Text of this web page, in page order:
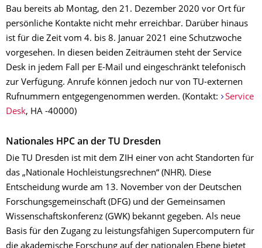
Bau bereits ab Montag, den 21. Dezember 2020 vor Ort für
persönliche Kontakte nicht mehr erreichbar. Darüber hinaus
ist für die Zeit vom 4. bis 8. Januar 2021 eine Schutzwoche
vorgesehen. In diesen beiden Zeiträumen steht der Service
Desk in jedem Fall per E-Mail und eingeschränkt telefonisch
zur Verfügung. Anrufe können jedoch nur von TU-externen
Rufnummern entgegengenommen werden. (Kontakt:
Service
Desk, HA -40000)
Nationales HPC an der TU Dresden
Die TU Dresden ist mit dem ZIH einer von acht Standorten für
das „Nationale Hochleistungsrechnen“ (NHR). Diese
Entscheidung wurde am 13. November von der Deutschen
Forschungsgemeinschaft (DFG) und der Gemeinsamen
Wissenschaftskonferenz (GWK) bekannt gegeben. Als neue
Basis für den Zugang zu leistungsfähigen Supercomputern für